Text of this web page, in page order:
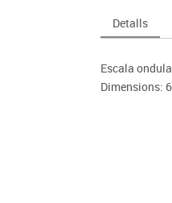
Videoprojecció
Taules
Detalls
Escala
Dimensions: